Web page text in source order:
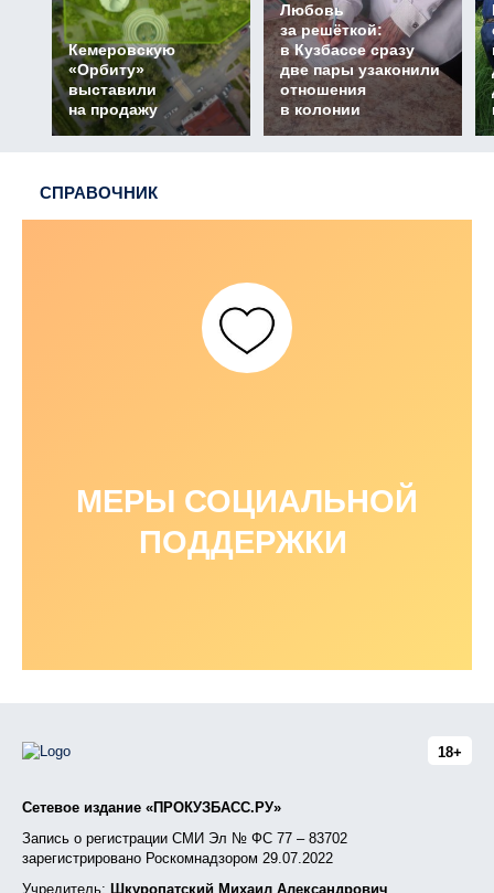
Кемеровскую
«Орбиту»
выставили
на продажу
Любовь
за решёткой:
в Кузбассе сразу
две пары узаконили
отношения
в колонии
СПРАВОЧНИК
МЕРЫ СОЦИАЛЬНОЙ
ПОДДЕРЖКИ
18+
Сетевое издание «ПРОКУЗБАСС.РУ»
Запись о регистрации СМИ Эл № ФС 77 – 83702
зарегистрировано Роскомнадзором 29.07.2022
Учредитель: Шкуропатский Михаил Александрович